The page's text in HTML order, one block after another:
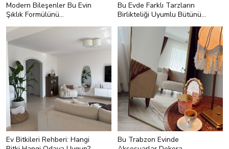
Modern Bileşenler Bu Evin
Şıklık Formülünü
Bu Evde Farklı Tarzların
Birlikteliği Uyumlu Bütünü
Ev Bitkileri Rehberi: Hangi
Bu Trabzon Evinde